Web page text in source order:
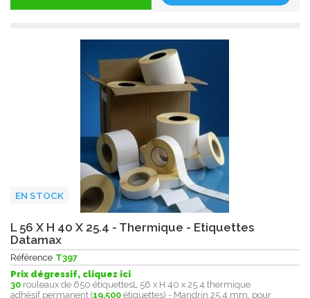
EN STOCK
L 56 X H 40 X 25.4 - Thermique - Etiquettes
Datamax
Référence T397
Prix dégressif, cliquez ici
30 rouleaux de 650 étiquettesL 56 x H 40 x 25.4 thermique
adhésif permanent (19.500 étiquettes) - Mandrin 25,4 mm, pour